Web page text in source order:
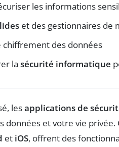
les informations
et des gestionnaires de
chiffrement des données
la sécurité informatique
lesapplications de
et votre vie privée.
et iOS, offrent des